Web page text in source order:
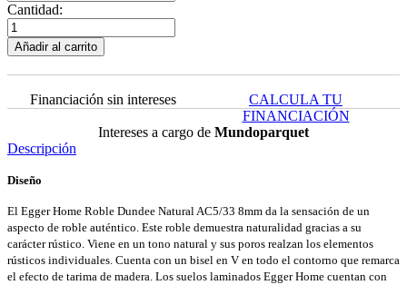
Cantidad:
Añadir al carrito
Financiación sin intereses
CALCULA TU
FINANCIACIÓN
Intereses a cargo de Mundoparquet
Descripción
Diseño
El Egger Home Roble Dundee Natural AC5/33 8mm da la sensación de un
aspecto de roble auténtico. Este roble demuestra naturalidad gracias a su
carácter rústico. Viene en un tono natural y sus poros realzan los elementos
rústicos individuales. Cuenta con un bisel en V en todo el contorno que remarca
el efecto de tarima de madera. Los suelos laminados Egger Home cuentan con